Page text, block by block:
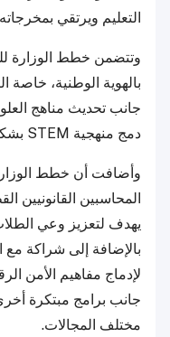
التعليم ويرتقي
وتتضمن خطط الوزارة
بالهوية الوطنية، خاصة
جانب تحديث مناهج
دمج منهجية STEM بشكل شامل لدعم التعلم التطبيقي.
وأضافت أن خطط
المحاسبين القانونيين
يهدف لتعزيز وعي
بالإضافة إلى شراكة مع
لإدماج مفاهيم الأمن
جانب برامج مبتكرة
مختلف المجالات.